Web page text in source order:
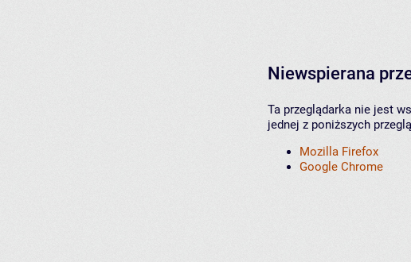
Niewspierana
Ta przeglądarka nie jest
jednej z poniższych
Mozilla Firefox
Google Chrome